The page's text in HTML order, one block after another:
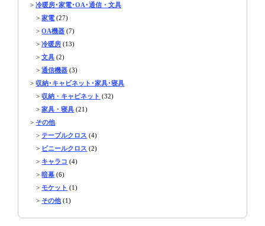
>冷暖房･家電･OA･通信・文具
>家電 (27)
>OA機器 (7)
>冷暖房 (13)
>文具 (2)
>通信機器 (3)
>収納･キャビネット･家具･寝具
>収納・キャビネット (32)
>家具・寝具 (21)
> その他
>テーブルクロス (4)
> ビニールクロス (2)
> キャラコ (4)
>暗幕 (6)
>モケット (1)
> その他(1)